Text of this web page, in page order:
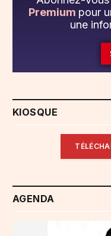
Premium pour
une
KIOSQUE
AGENDA